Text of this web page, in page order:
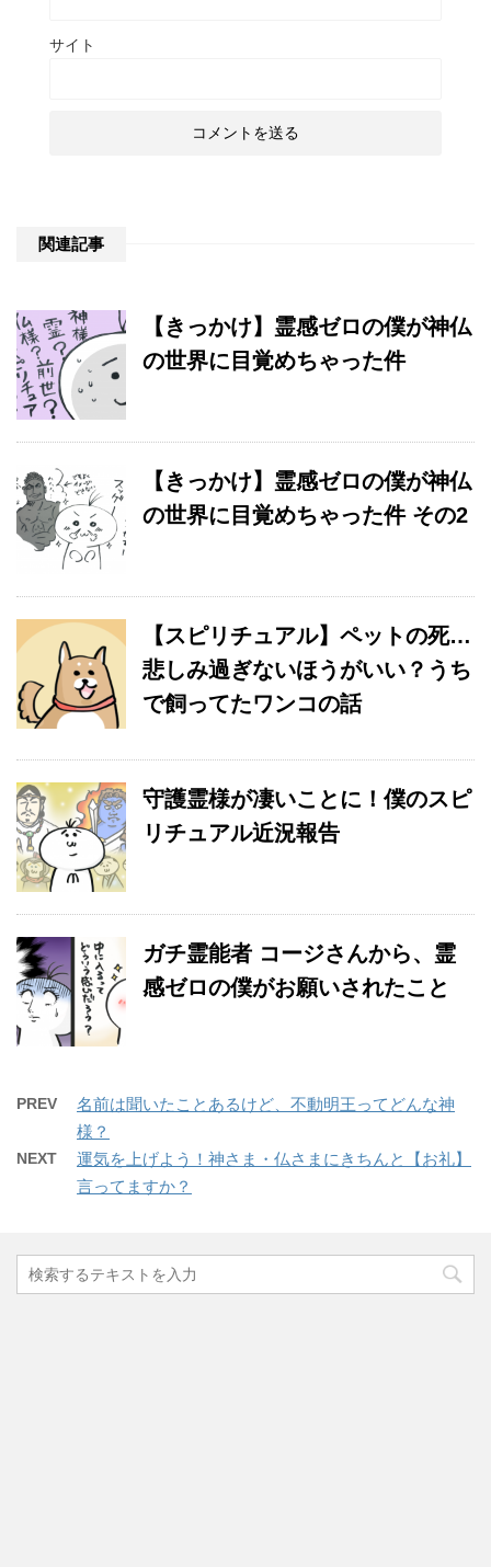
サイト
関連記事
【きっかけ】霊感ゼロの僕が神仏
の世界に目覚めちゃった件
【きっかけ】霊感ゼロの僕が神仏
の世界に目覚めちゃった件 その2
【スピリチュアル】ペットの死…
悲しみ過ぎないほうがいい？うち
で飼ってたワンコの話
守護霊様が凄いことに！僕のスピ
リチュアル近況報告
ガチ霊能者 コージさんから、霊
感ゼロの僕がお願いされたこと
PREV
名前は聞いたことあるけど、不動明王ってどんな神
様？
NEXT
運気を上げよう！神さま・仏さまにきちんと【お礼】
言ってますか？